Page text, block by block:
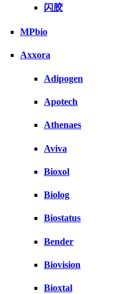
闪胶
MPbio
Axxora
Adipogen
Apotech
Athenaes
Aviva
Bioxol
Biolog
Biostatus
Bender
Biovision
Bioxtal